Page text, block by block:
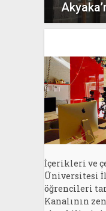
İçerikleri ve
Üniversitesi
öğrencileri
Kanalının